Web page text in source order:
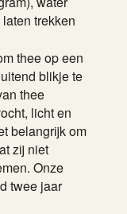
trekken
thee op een
blikje te
thee
licht en
belangrijk om
zij niet
Onze
twee jaar